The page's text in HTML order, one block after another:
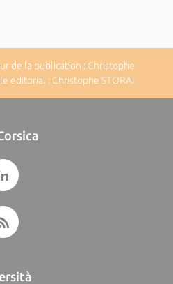
de la publication : Christophe
éditorial : Christophe STORAI